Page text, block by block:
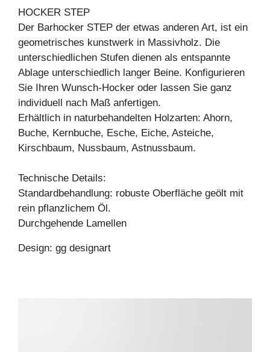
HOCKER STEP
Der Barhocker STEP der etwas anderen Art, ist ein
geometrisches kunstwerk in Massivholz. Die
unterschiedlichen Stufen dienen als entspannte
Ablage unterschiedlich langer Beine. Konfigurieren
Sie Ihren Wunsch-Hocker oder lassen Sie ganz
individuell nach Maß anfertigen.
Erhältlich in naturbehandelten Holzarten: Ahorn,
Buche, Kernbuche, Esche, Eiche, Asteiche,
Kirschbaum, Nussbaum, Astnussbaum.
Technische Details:
Standardbehandlung: robuste Oberfläche geölt mit
rein pflanzlichem Öl.
Durchgehende Lamellen
Design: gg designart